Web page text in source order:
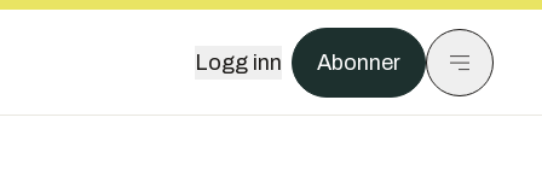
Logg inn Abonner